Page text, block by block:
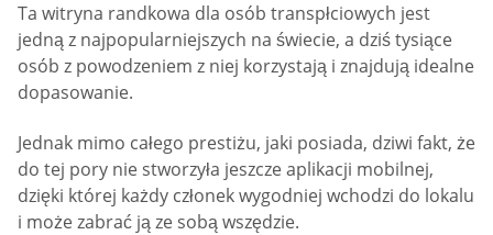
Ta witryna randkowa dla osób transpłciowych jest
jedną z najpopularniejszych na świecie, a dziś tysiące
osób z powodzeniem z niej korzystają i znajdują idealne
dopasowanie.
Jednak mimo całego prestiżu, jaki posiada, dziwi fakt, że
do tej pory nie stworzyła jeszcze aplikacji mobilnej,
dzięki której każdy członek wygodniej wchodzi do lokalu
i może zabrać ją ze sobą wszędzie.